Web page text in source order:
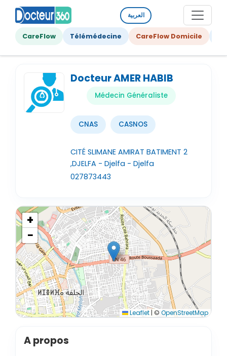
العربية
CareFlow Télémédecine CareFlow Domicile
Docteur AMER HABIB
Médecin Généraliste
CNAS CASNOS
CITÉ SLIMANE AMIRAT BATIMENT 2
,DJELFA - Djelfa - Djelfa
027873443
+
−
Leaflet | © OpenStreetMap
A propos